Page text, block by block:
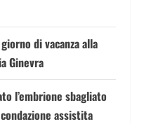
di vacanza alla
Ginevra
l’embrione sbagliato
assistita